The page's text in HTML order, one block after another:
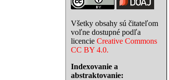
Všetky obsahy sú čitateľom
voľne dostupné podľa
licencie Creative Commons
CC BY 4.0.
Indexovanie a
abstraktovanie: